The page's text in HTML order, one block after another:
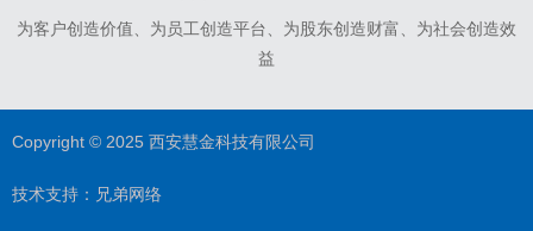
为客户创造价值、为员工创造平台、为股东创造财富、为社会创造效
益
Copyright © 2025 西安慧金科技有限公司
技术支持： 兄弟网络